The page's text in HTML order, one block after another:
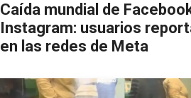
Caída mundial de
Instagram: usuarios
en las redes de Meta